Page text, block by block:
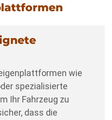
wie
spezialisierte
Ihr Fahrzeug zu
dass die